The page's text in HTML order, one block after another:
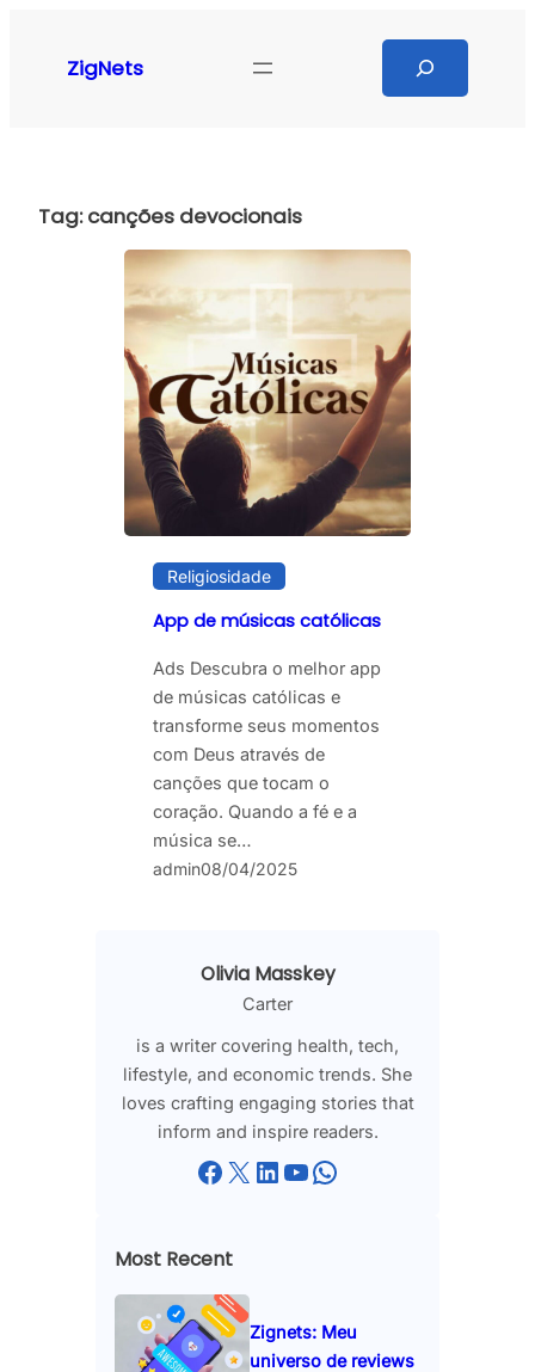
ZigNets
Tag:canções devocionais
Religiosidade
App de músicas católicas
Ads Descubra o melhor app
de músicas católicas e
transforme seus momentos
com Deus através de
canções que tocam o
coração. Quando a fé e a
música se…
admin08/04/2025
Olivia Masskey
Carter
is a writer covering health, tech,
lifestyle, and economic trends. She
loves crafting engaging stories that
inform and inspire readers.
Facebook X LinkedIn YouTube WhatsApp
Most Recent
Zignets: Meu
universo de reviews